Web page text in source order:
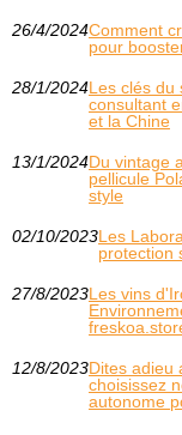
26/4/2024Comment
pour
28/1/2024Les clés du
consultant
et la Chine
13/1/2024Du vintage
pellicule
style
02/10/2023Les
protection
27/8/2023Les vins
12/8/2023Dites adieu
choisissez
autonome